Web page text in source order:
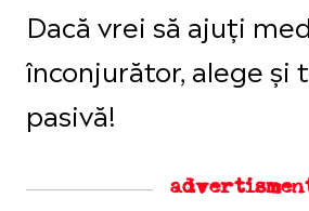
Dacă vrei să ajuți
înconjurător, alege și
pasivă!